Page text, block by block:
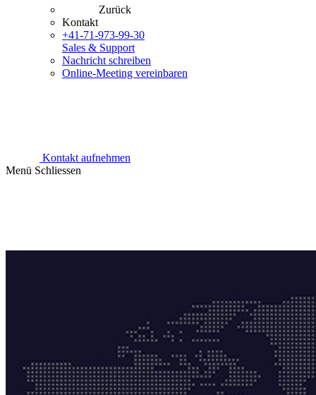
Zurück
Kontakt
+41-71-973-99-30
Sales & Support
Nachricht schreiben
Online-Meeting vereinbaren
Kontakt aufnehmen
Menü Schliessen